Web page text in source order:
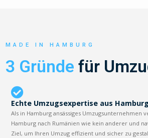
MADE IN HAMBURG
3 Gründe für
Echte Umzugsexpertise aus Hamburg
Als in Hamburg ansässiges Umzugsunternehmen
Hamburg nach Rumänien wie kein anderer und
Ziel, um Ihren Umzug effizient und sicher zu